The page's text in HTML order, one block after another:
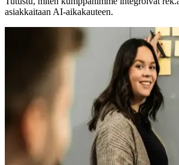
asiakkaitaan AI-aikakauteen.